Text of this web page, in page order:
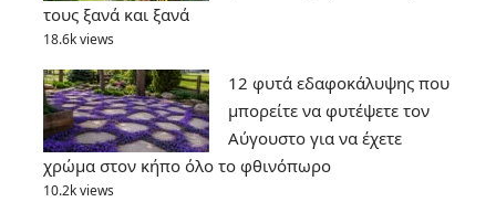
τους ξανά και ξανά
18.6k views
12 φυτά εδαφοκάλυψης που
μπορείτε να φυτέψετε τον
Αύγουστο για να έχετε
χρώμα στον κήπο όλο το φθινόπωρο
10.2k views